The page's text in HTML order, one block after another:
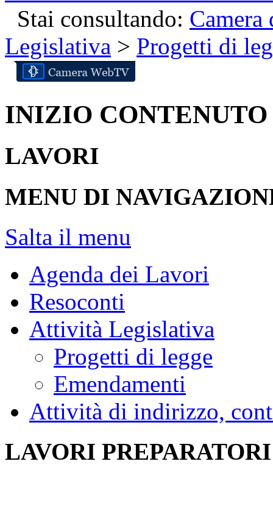
Stai consultando: Camera
Legislativa > Progetti di
INIZIO CONTENUTO
LAVORI
MENU DI
Salta il menu
Agenda dei Lavori
Resoconti
Attività Legislativa
Progetti di legge
Emendamenti
Attività di indirizzo,
LAVORI